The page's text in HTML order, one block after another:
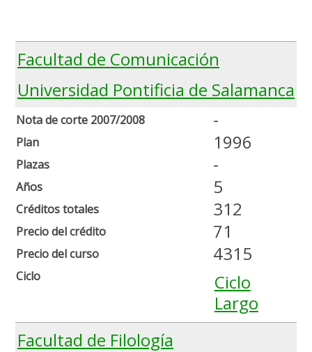
Facultad de Comunicación
Universidad Pontificia de Salamanca
Nota de corte 2007/2008
Plan
Plazas
Años
Créditos totales
Precio del crédito
Precio del curso
Ciclo
-
1996
-
5
312
71
4315
Ciclo
Largo
Facultad de Filología